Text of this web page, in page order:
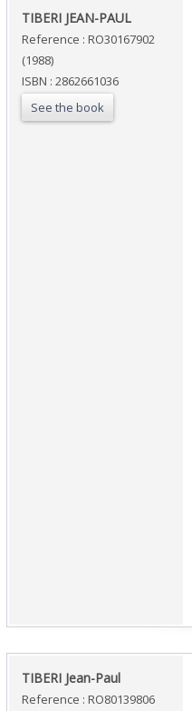
‎TIBERI JEAN-PAUL‎
Reference : RO30167902
(1988)
ISBN : 2862661036
See the book
‎TIBERI Jean-Paul‎
Reference : RO80139806